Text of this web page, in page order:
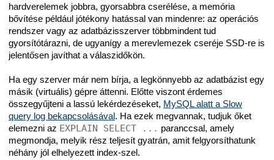
hardverelemek jobbra, gyorsabbra cserélése, a memória
bővítése például jótékony hatással van mindenre: az operációs
rendszer vagy az adatbázisszerver többmindent tud
gyorsítótárazni, de ugyanígy a merevlemezek cseréje SSD-re is
jelentősen javíthat a válaszidőkön.
Ha egy szerver már nem bírja, a legkönnyebb az adatbázist egy
másik (virtuális) gépre áttenni. Előtte viszont érdemes
összegyűjteni a lassú lekérdezéseket, MySQL alatt a Slow
query log bekapcsolásával. Ha ezek megvannak, tudjuk őket
elemezni az EXPLAIN SELECT ... paranccsal, amely
megmondja, melyik rész teljesít gyatrán, amit felgyorsíthatunk
néhány jól elhelyezett index-szel.